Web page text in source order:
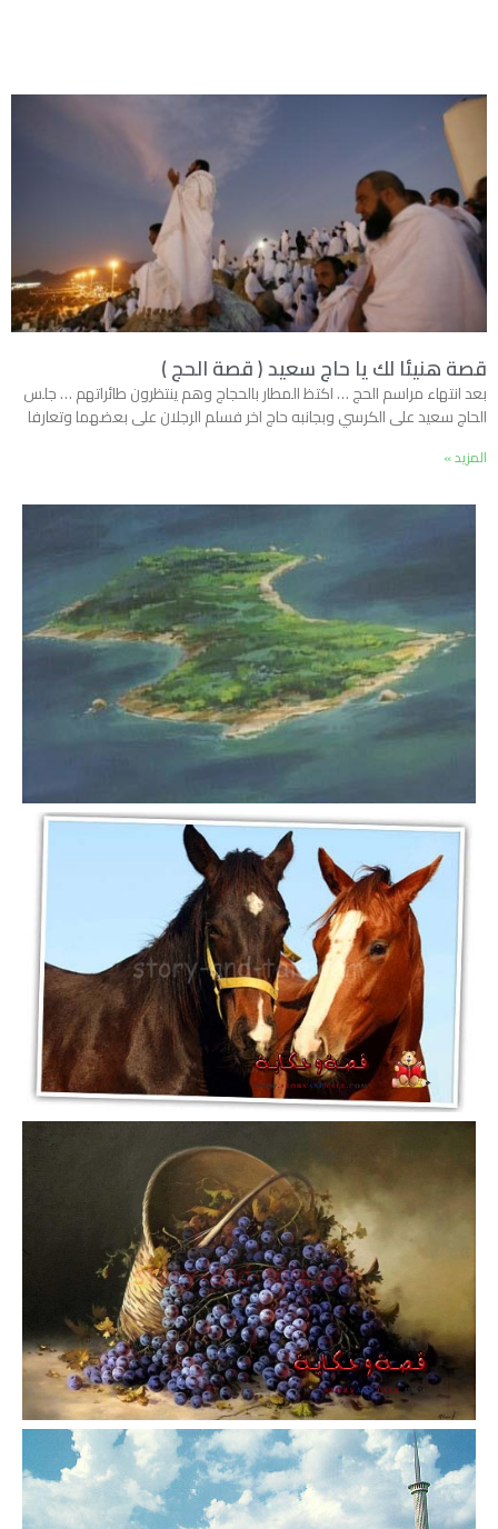
قصة هنيئا لك يا حاج سعيد ( قصة الحج )
بعد انتهاء مراسم الحج … اكتظ المطار بالحجاج وهم ينتظرون طائراتهم … جلس
الحاج سعيد على الكرسي وبجانبه حاج اخر فسلم الرجلان على بعضهما وتعارفا
المزيد »